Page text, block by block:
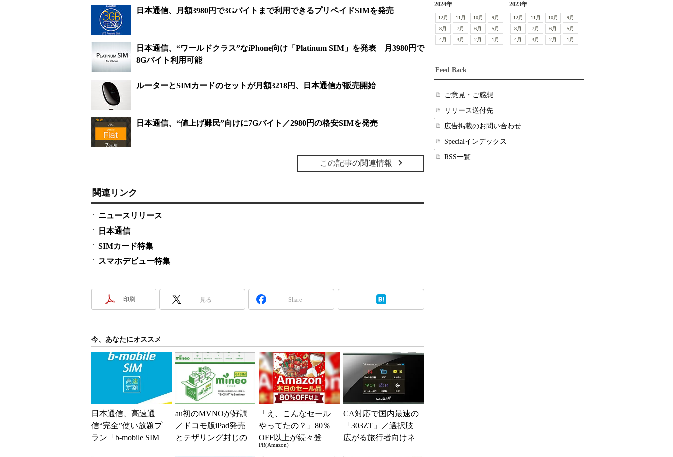
日本通信、月額3980円で3Gバイトまで利用できるプリペイドSIMを発売
日本通信、“ワールドクラス”なiPhone向け「Platinum SIM」を発表 月3980円で
8Gバイト利用可能
ルーターとSIMカードのセットが月額3218円、日本通信が販売開始
日本通信、“値上げ難民”向けに7Gバイト／2980円の格安SIMを発売
この記事の関連情報
関連リンク
ニュースリリース
日本通信
SIMカード特集
スマホデビュー特集
印刷 見る Share
今、あなたにオススメ
日本通信、高速通
信“完全”使い放題プ
ラン「b-mobile SIM
au初のMVNOが好調
／ドコモ版iPad発売
とテザリング封じの
「え、こんなセール
やってたの？」80％
OFF以上が続々登
場！Amazonの本気が
PR(Amazon)
CA対応で国内最速の
「303ZT」／選択肢
広がる旅行者向けネ
2024年
12月 11月 10月
9月
8月
7月 6月
5月
4月
3月 2月 1月
2023年
12月 11月 10月
9月
8月
7月 6月
5月
4月
3月 2月 1月
Feed Back
ご意見・ご感想
リリース送付先
広告掲載のお問い合わせ
Specialインデックス
RSS一覧